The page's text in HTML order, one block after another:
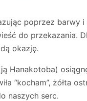
poprzez barwy
do przekazania.
okazję.
Hanakotoba)
“kocham”, żółta
naszych serc.